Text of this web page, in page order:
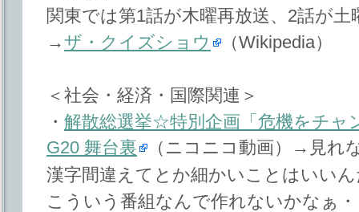
関東では第1話が木曜再放送、2話が
→ザ・クイズショウ （Wikipedia）
＜社会・経済・国際関連＞
・ 解散総選挙☆特別企画「危機をチャ
G20 舞台裏
（ニコニコ動画）→見れ
漢字間違えてとか細かいことはいい
こういう番組なんで作れないかなぁ